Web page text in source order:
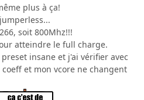
plus à ça!
soit 800Mhz!!!
atteindre le full charge.
insane et j'ai vérifier avec
et mon vcore ne changent